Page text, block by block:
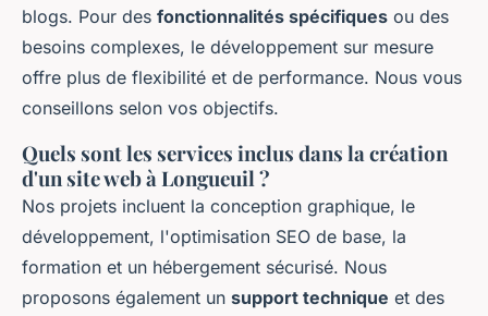
blogs. Pour des fonctionnalités spécifiques ou des
besoins complexes, le développement sur mesure
offre plus de flexibilité et de performance. Nous vous
conseillons selon vos objectifs.
Quels sont les services inclus dans la création
d'un site web à Longueuil ?
Nos projets incluent la conception graphique, le
développement, l'optimisation SEO de base, la
formation et un hébergement sécurisé. Nous
proposons également un support technique et des